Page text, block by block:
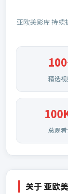
亚欧美影库 持续
100
精选
总观
关于亚欧